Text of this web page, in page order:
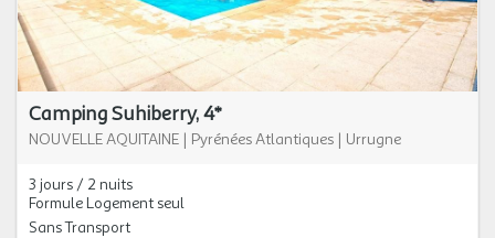
Camping Suhiberry, 4*
NOUVELLE AQUITAINE | Pyrénées Atlantiques | Urrugne
3 jours / 2 nuits
Formule Logement seul
Sans Transport